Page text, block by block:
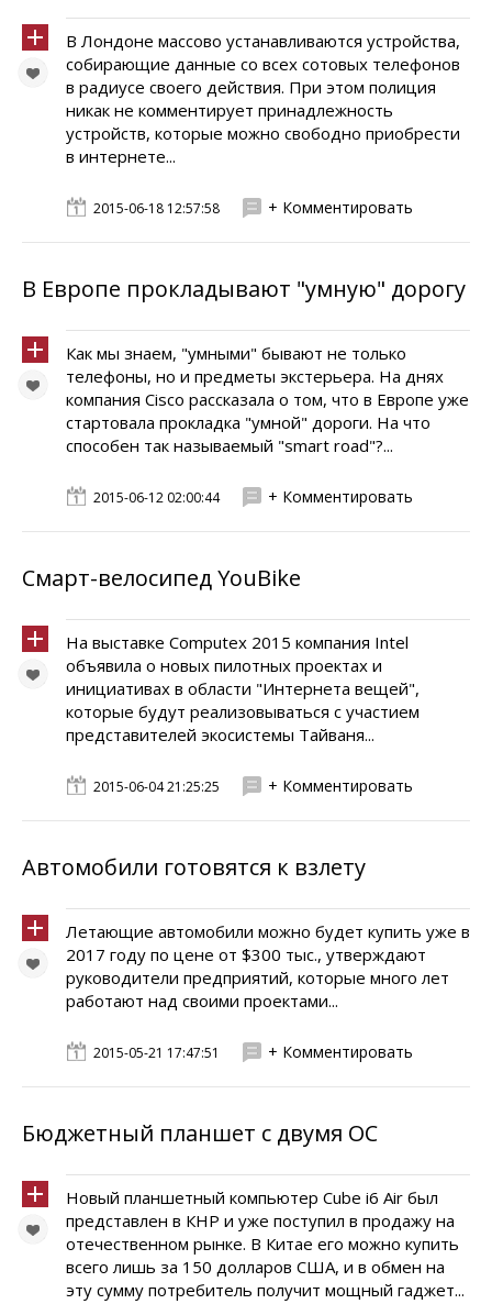
В Лондоне массово устанавливаются устройства,
собирающие данные со всех сотовых телефонов
в радиусе своего действия. При этом полиция
никак не комментирует принадлежность
устройств, которые можно свободно приобрести
в интернете...
2015-06-18 12:57:58 + Комментировать
В Европе прокладывают "умную" дорогу
Как мы знаем, "умными" бывают не только
телефоны, но и предметы экстерьера. На днях
компания Cisco рассказала о том, что в Европе уже
стартовала прокладка "умной" дороги. На что
способен так называемый "smart road"?...
2015-06-12 02:00:44 + Комментировать
Смарт-велосипед YouBike
На выставке Computex 2015 компания Intel
объявила о новых пилотных проектах и
инициативах в области "Интернета вещей",
которые будут реализовываться с участием
представителей экосистемы Тайваня...
2015-06-04 21:25:25 + Комментировать
Автомобили готовятся к взлету
Летающие автомобили можно будет купить уже в
2017 году по цене от $300 тыс., утверждают
руководители предприятий, которые много лет
работают над своими проектами...
2015-05-21 17:47:51 + Комментировать
Бюджетный планшет с двумя ОС
Новый планшетный компьютер Cube i6 Air был
представлен в КНР и уже поступил в продажу на
отечественном рынке. В Китае его можно купить
всего лишь за 150 долларов США, и в обмен на
эту сумму потребитель получит мощный гаджет...